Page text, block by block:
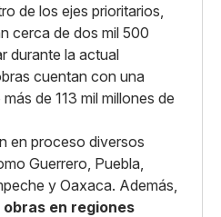
de los ejes prioritarios,
cerca de dos mil 500
durante la actual
cuentan con una
de 113 mil millones de
en proceso diversos
Guerrero, Puebla,
y Oaxaca. Además,
obras en regiones